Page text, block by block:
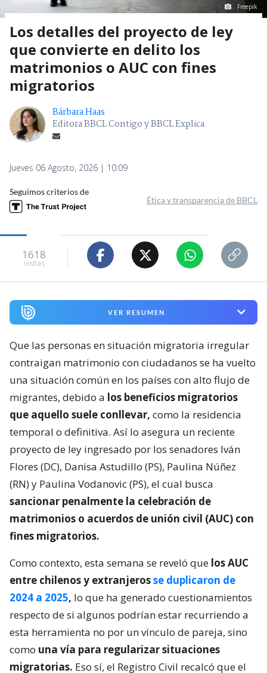
Freepik
Los detalles del proyecto de ley
que convierte en delito los
matrimonios o AUC con fines
migratorios
Bárbara Haas
Editora BBCL Contigo y BBCL Explica
Jueves 06 Agosto, 2026 | 10:09
Seguimos criterios de
Ética y transparencia de BBCL
1618
visitas
VER RESUMEN
Que las personas en situación migratoria irregular
contraigan matrimonio con ciudadanos se ha vuelto
una situación común en los países con alto flujo de
migrantes, debido a los beneficios migratorios
que aquello suele conllevar, como la residencia
temporal o definitiva. Así lo asegura un reciente
proyecto de ley ingresado por los senadores Iván
Flores (DC), Danisa Astudillo (PS), Paulina Núñez
(RN) y Paulina Vodanovic (PS), el cual busca
sancionar penalmente la celebración de
matrimonios o acuerdos de unión civil (AUC) con
fines migratorios.
Como contexto, esta semana se reveló que los AUC
entre chilenos y extranjerosse duplicaron de
2024 a 2025, lo que ha generado cuestionamientos
respecto de si algunos podrían estar recurriendo a
esta herramienta no por un vínculo de pareja, sino
como una vía para regularizar situaciones
migratorias. Eso sí, el Registro Civil recalcó que el